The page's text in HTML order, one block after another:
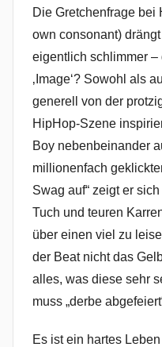
Die Gretchenfrage bei
own consonant)
eigentlich schlimmer –
‚Image‘? Sowohl als
generell von der
HipHop-Szene
Boy nebenbeinander
millionenfach
Swag auf“ zeigt er
Tuch und teuren
über einen viel zu
der Beat nicht das
alles, was diese sehr
muss „derbe
Es ist ein hartes